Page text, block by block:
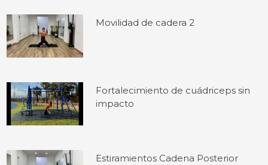
Movilidad de cadera 2
Fortalecimiento de cuádriceps sin
impacto
Estiramientos Cadena Posterior